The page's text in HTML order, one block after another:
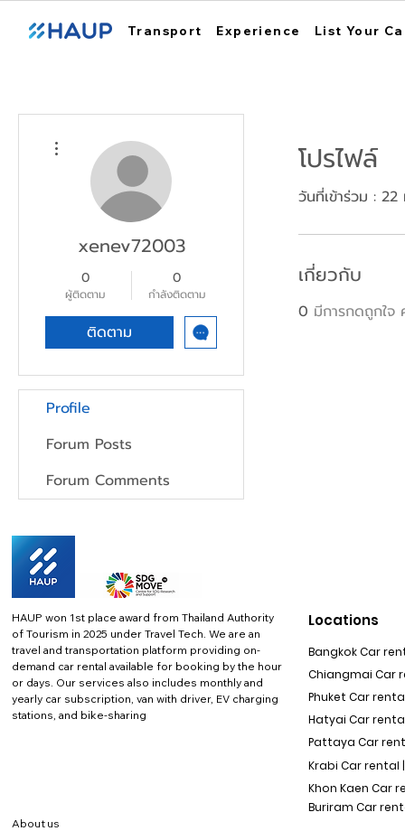
Transport Experience List Your
โปรไฟล์
วันที่เข้าร่วม :
เกี่ยวกับ
0 มีการกดถูกใจ
xenev72003
0
ผู้ติดตาม
0
กำลังติดตาม
ติดตาม
Profile
Forum Posts
Forum Comments
HAUP won 1st place award from Thailand Authority
of Tourism in 2025 under Travel Tech. We are an
travel and transportation platform providing on-
demand car rental available for booking by the hour
or days. Our services also includes monthly and
yearly car subscription, van with driver, EV charging
stations, and bike-sharing
About us
Locations
Bangkok Car
Chiangmai Car
Phuket Car rental
Hatyai Car
Pattaya Car
Krabi Car rental |
Khon Kaen Car
Buriram Car